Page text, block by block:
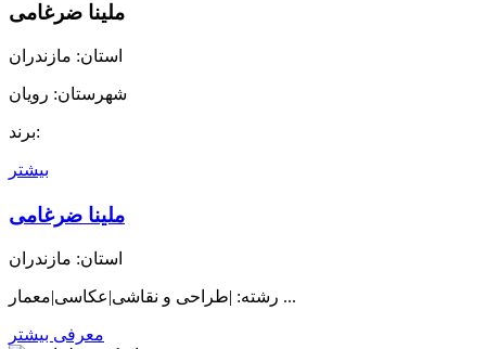
ملینا ضرغامی
استان: مازندران
شهرستان: رویان
برند:
بیشتر
ملینا ضرغامی
استان: مازندران
رشته: |طراحی و نقاشی|عکاسی|معمار ...
معرفی بیشتر